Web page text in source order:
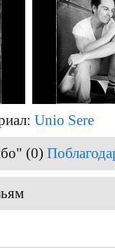
Unio Sere
(0)